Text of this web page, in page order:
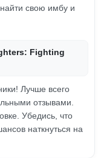
свою имбу и
Fighting
Лучше всего
отзывами.
Убедись, что
наткнуться на